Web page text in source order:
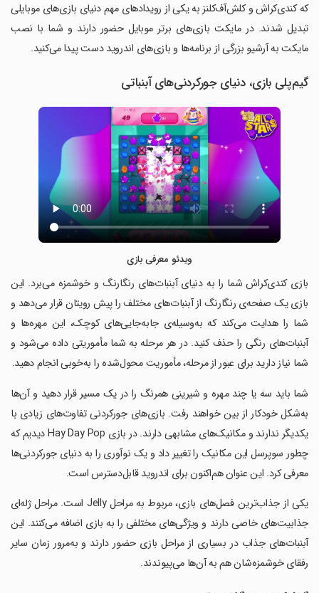
که کندی‌کراش و کلش‌آف‌کلنز به یکی از رویدادهای مهم دنیای بازی‌های موبایلی
تبدیل شدند. در مایکت بازی‌های برتر موبایل حضور دارند و شما با نصب
مایکت به آرشیو بزرگی از برنامه‌ها و بازی‌های اندروید دست پیدا می‌کنید.
گیم‌پلی بازی، دنیای جورکردنی‌های آبنباتی
ویدئو معرفی بازی
بازی کندی‌کراش شما را به دنیای آبنبات‌های رنگارنگ و خوشمزه می‌برد. این
بازی یک صفحه‌ی رنگارنگ از آبنبات‌های مختلف را پیش رویتان قرار می‌دهد و
شما را هدایت می‌کند که به‌وسیله‌ی جابه‌جایی‌های کوچک، این مهره‌ها و
آبنبات‌های رنگی را حذف کنید. در هر مرحله به شما مأموریتی داده می‌شود و
شما نیاز دارید برای عبور از مرحله، مأموریت محول‌شده را به‌خوبی انجام دهید.
شما باید سه یا چند مهره و شیرینی همرنگ را در یک مسیر قرار دهید و آن‌ها
به‌شکل خودکار از بین خواهند رفت. بازی‌های جورکردنی تفاوت‌های زیادی با
یکدیگر ندارند و مکانیک‌های مشابهی دارند. در بازی Hay Day Pop دیدیم که
چطور سوپرسل این مکانیک را تغییر داد و یک نوآوری را به دنیای جورکردنی‌ها
معرفی کرد. این عنوان هم‌اکنون برای اندروید قابل‌دسترس است.
یکی از جذاب‌ترین فصل‌های بازی، مربوط به مراحل Jelly است. مراحل ژله‌ای
جذابیت‌های خاصی دارند و ویژگی‌های مختلفی را به بازی اضافه می‌کنند. این
آبنبات‌های جذاب در بسیاری از مراحل بازی حضور دارند و به‌مرور زمان سایر
رفقای خوشمزه‌شان هم به آن‌ها می‌پیوندند.